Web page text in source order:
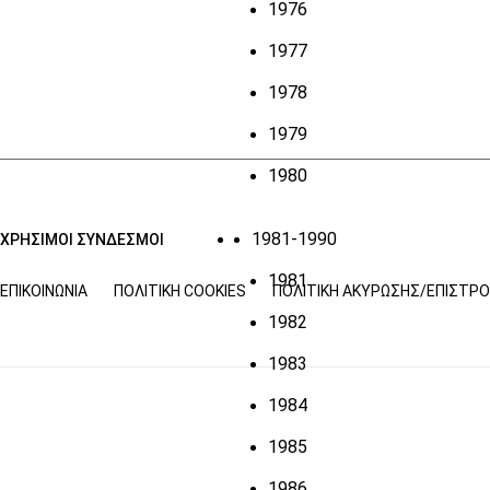
1976
1977
1978
1979
1980
1981-1990
1981
1982
1983
1984
1985
ΧΡΗΣΙΜΟΙ ΣΥΝΔΕΣΜΟΙ
ΕΠΙΚΟΙΝΩΝΊΑ ΠΟΛΙΤΙΚΉ COOKIES ΠΟΛΙΤΙΚΉ ΑΚΎΡΩΣΗΣ/